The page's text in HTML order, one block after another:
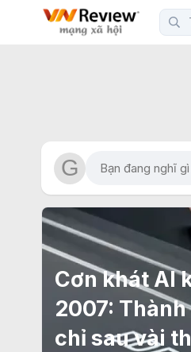
Cơn khát AI
2007:
chỉ sau vài